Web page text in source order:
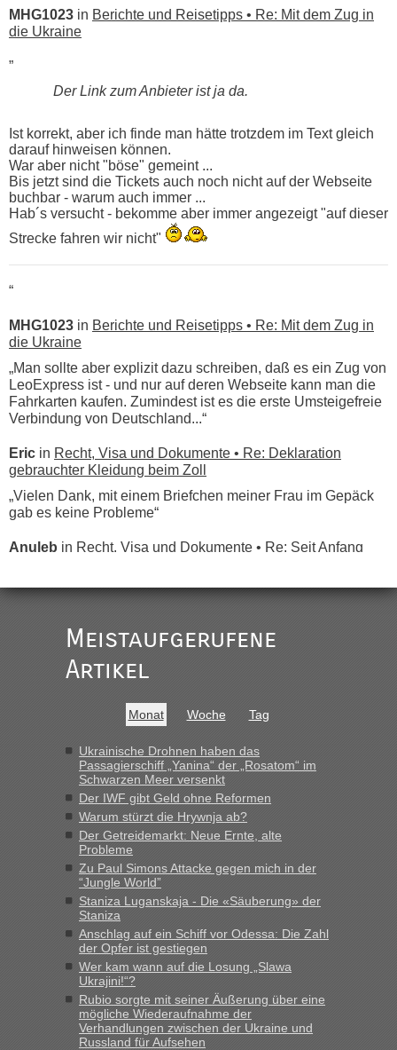
MHG1023 in Berichte und Reisetipps • Re: Mit dem Zug in
die Ukraine
„
Der Link zum Anbieter ist ja da.
Ist korrekt, aber ich finde man hätte trotzdem im Text gleich
darauf hinweisen können.
War aber nicht "böse" gemeint ...
Bis jetzt sind die Tickets auch noch nicht auf der Webseite
buchbar - warum auch immer ...
Hab´s versucht - bekomme aber immer angezeigt "auf dieser
Strecke fahren wir nicht"
“
MHG1023 in Berichte und Reisetipps • Re: Mit dem Zug in
die Ukraine
„Man sollte aber explizit dazu schreiben, daß es ein Zug von
LeoExpress ist - und nur auf deren Webseite kann man die
Fahrkarten kaufen. Zumindest ist es die erste Umsteigefreie
Verbindung von Deutschland...“
Eric in Recht, Visa und Dokumente • Re: Deklaration
gebrauchter Kleidung beim Zoll
„Vielen Dank, mit einem Briefchen meiner Frau im Gepäck
gab es keine Probleme“
Anuleb in Recht, Visa und Dokumente • Re: Seit Anfang
Verdacht.“
inRecht, Visa und Dokumente • Re: Seit Anfang des
Milliarden aufgedeckt
und du nicht damit handeln willst. So lange das nicht
Originalverpackt ist und ersichlich das nicht neu sollte es
keine Probleme geben“
Recht, Visa und Dokumente • Deklaration
gebrauchter Kleidung beim Zoll
„Hallo Leute, ich weiß nicht, ob ich hier richtig bin mit meiner
Anfrage. Ich möchte 4 Umzugskartons mit gebrauchter
Straßen Kleidung bei der Einreise in die Ukraine
mitnehmen. Es ist gebrauchte Kleidung...“
Berichte und Reisetipps • Re: An welchem
Grenzübergang zwischen Polen und der Ukraine geht es am
schnellsten?
„Wir sind mit unserem Wohnmobil, wie geplant am Montag
15.6. in Krakovets rüber. Sehr zeitig los gegen 5 Uhr in der
Früh. Mit sehr sehr wenig Verkehr, super bis zur Grenze. Nur
Meistaufgerufene
Artikel
Monat Woche Tag
Ukrainische Drohnen haben das
Passagierschiff „Yanina“ der „Rosatom“ im
Schwarzen Meer versenkt
Der IWF gibt Geld ohne Reformen
Warum stürzt die Hrywnja ab?
Der Getreidemarkt: Neue Ernte, alte
Probleme
Zu Paul Simons Attacke gegen mich in der
“Jungle World”
Staniza Luganskaja - Die «Säuberung» der
Staniza
Anschlag auf ein Schiff vor Odessa: Die Zahl
der Opfer ist gestiegen
Wer kam wann auf die Losung „Slawa
Ukrajini!“?
Rubio sorgte mit seiner Äußerung über eine
mögliche Wiederaufnahme der
Verhandlungen zwischen der Ukraine und
Russland für Aufsehen